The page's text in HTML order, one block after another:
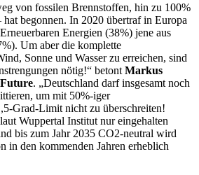
von fossilen Brennstoffen, hin zu 100%
hat begonnen. In 2020 übertraf in Europa
Energien (38%) jene aus
Um aber die komplette
Sonne und Wasser zu erreichen, sind
nötig!“ betont Markus
. „Deutschland darf insgesamt noch
um mit 50%-iger
Grad-Limit nicht zu überschreiten!
Wuppertal Institut nur eingehalten
bis zum Jahr 2035 CO2-neutral wird
in den kommenden Jahren erheblich